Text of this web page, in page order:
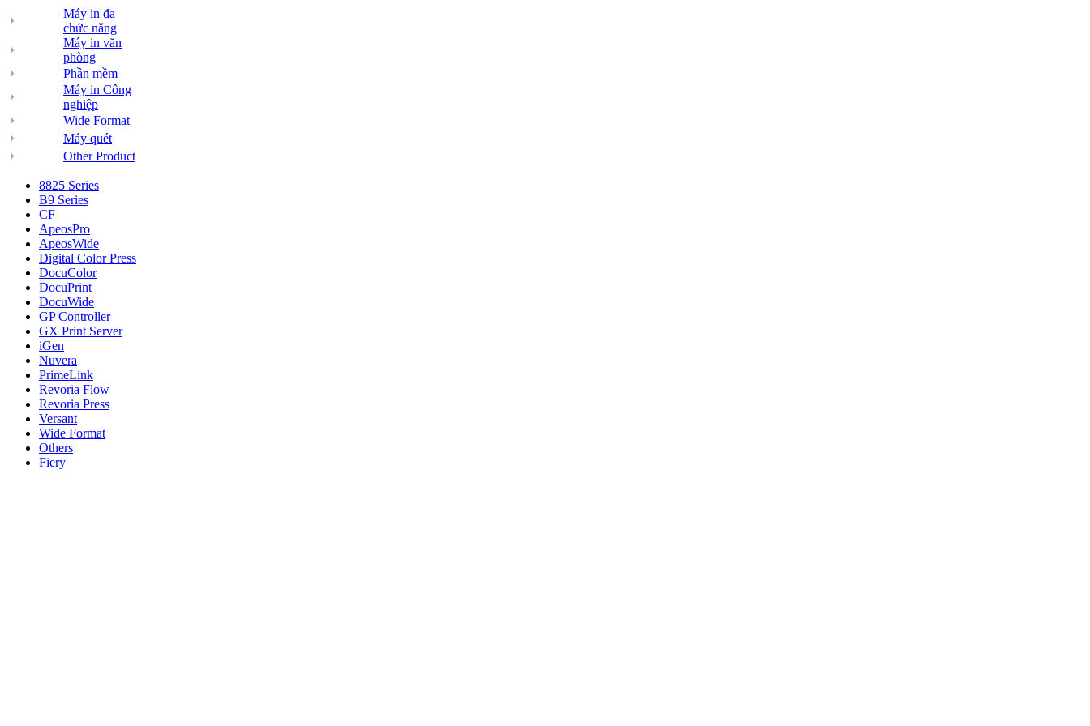
Máy in đa
chức năng
Máy in văn
phòng
Phần mềm
Máy in Công
nghiệp
Wide Format
Máy quét
Other Product
8825 Series
B9 Series
CF
ApeosPro
ApeosWide
Digital Color Press
DocuColor
DocuPrint
DocuWide
GP Controller
GX Print Server
iGen
Nuvera
PrimeLink
Revoria Flow
Revoria Press
Versant
Wide Format
Others
Fiery